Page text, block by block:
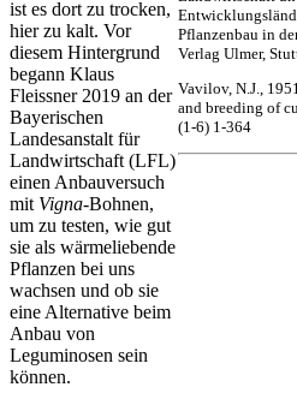
ist es dort zu trocken,
hier zu kalt. Vor
diesem Hintergrund
begann Klaus
Fleissner 2019 an der
Bayerischen
Landesanstalt für
Landwirtschaft (LFL)
einen Anbauversuch
mit Vigna-Bohnen,
um zu testen, wie gut
sie als wärmeliebende
Pflanzen bei uns
wachsen und ob sie
eine Alternative beim
Anbau von
Leguminosen sein
können.
Pflanzenbau in
Verlag Ulmer,
Vavilov, N.J.,
and breeding of
(1-6) 1-364